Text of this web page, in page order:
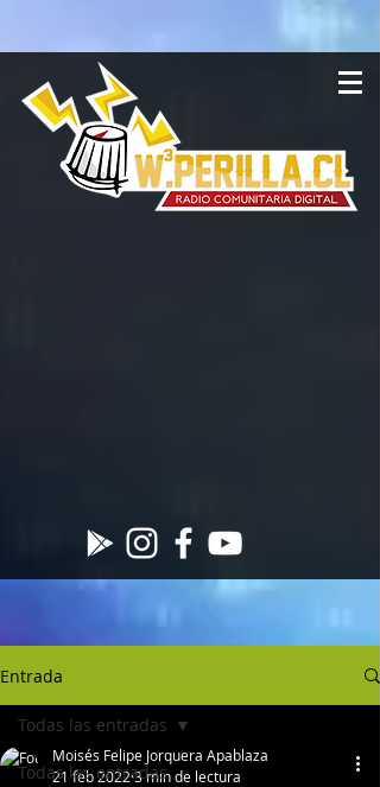
Entrada
Todas las entradas
Todas las entradas
Moisés Felipe Jorquera Apablaza
21 feb 2022 3 min de lectura